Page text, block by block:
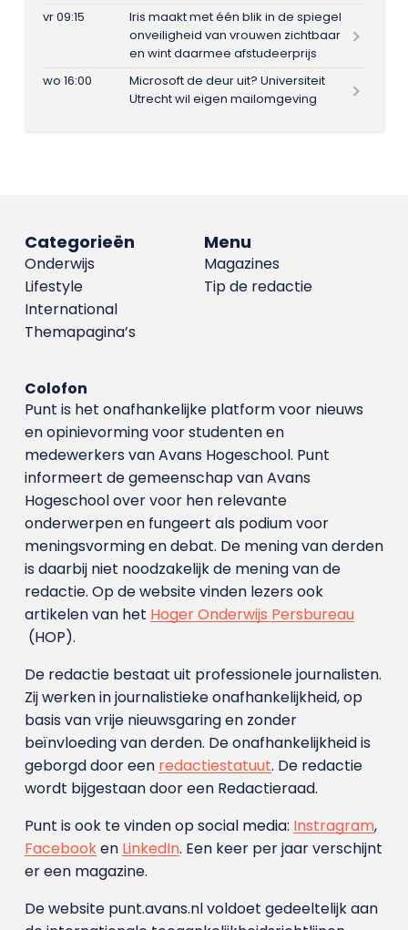
vr 09:15
Iris maakt met één blik in de spiegel
onveiligheid van vrouwen zichtbaar
en wint daarmee afstudeerprijs
wo 16:00
Microsoft de deur uit? Universiteit
Utrecht wil eigen mailomgeving
Menu
Magazines
Tip de redactie
Categorieën
Onderwijs
Lifestyle
International
Themapagina’s
Colofon
Punt is het onafhankelijke platform voor nieuws
en opinievorming voor studenten en
medewerkers van Avans Hoge­school. Punt
informeert de gemeenschap van Avans
Hogeschool over voor hen relevante
onderwerpen en fungeert als podium voor
meningsvorming en debat. De mening van derden
is daarbij niet noodzakelijk de mening van de
redactie. Op de website vinden lezers ook
artikelen van het Hoger Onderwijs Persbureau
(HOP).
De redactie bestaat uit professionele journalisten.
Zij werken in journalistieke onafhankelijkheid, op
basis van vrije nieuwsgaring en zonder
beïnvloeding van derden. De onafhankelijkheid is
geborgd door een redactiestatuut. De redactie
wordt bijgestaan door een Redactieraad.
Punt is ook te vinden op social media: Instragram,
Facebooken LinkedIn. Een keer per jaar verschijnt
er een magazine.
De website punt.avans.nl voldoet gedeeltelijk aan